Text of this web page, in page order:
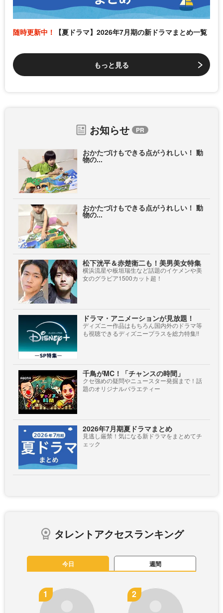
随時更新中！ 【夏ドラマ】2026年7月期の新ドラマまとめ一覧
もっと見る
お知らせ
おかたづけもできる点がうれしい！ 動
物の...
おかたづけもできる点がうれしい！ 動
物の...
松下洸平＆赤楚衛二も！美男美女特集
横浜流星や板垣瑞生など話題のイケメンや美
女のグラビア1500カット超！
ドラマ・アニメーションが見放題！
ディズニー作品はもちろん国内外のドラマ等
も視聴できるディズニープラスを総力特集!!
千鳥がMC！「チャンスの時間」
クセ強めの疑問やニュースター発掘まで！話
題のオリジナルバラエティー
2026年7月期夏ドラマまとめ
見逃し厳禁！気になる新ドラマをまとめてチ
ェック
タレントアクセスランキング
今日 週間